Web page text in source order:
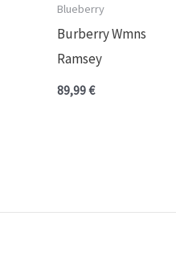
Blueberry
Burberry Wmns
Ramsey
89,99€